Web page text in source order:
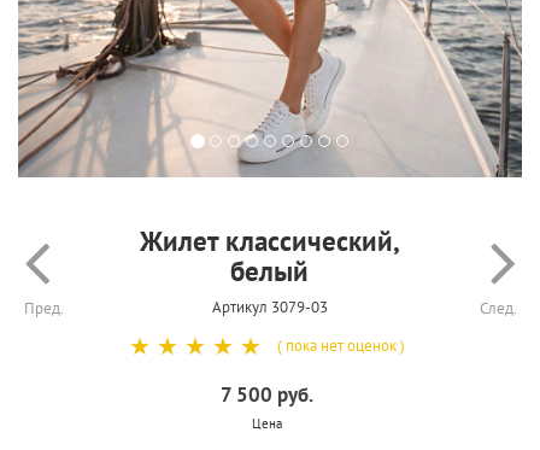
Пред.
Жилет классический,
белый
Артикул 3079-03 След.
☆
☆
☆
☆
☆ ( пока нет оценок )
7 500 руб.
Цена